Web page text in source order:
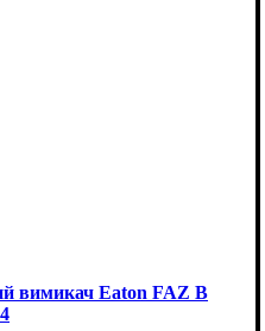
вимикач Eaton FAZ B